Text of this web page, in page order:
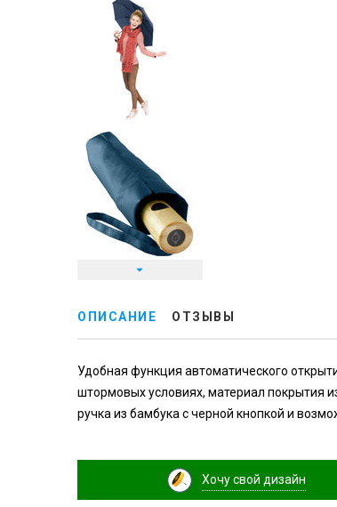
ОПИСАНИЕ ОТЗЫВЫ
Удобная функция автоматического
штормовых условиях, материал покрытия
ручка из бамбука с черной кнопкой и
Хочу свой дизайн